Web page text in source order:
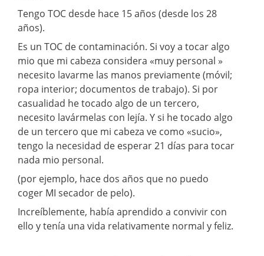
Tengo TOC desde hace 15 años (desde los 28
años).
Es un TOC de contaminación. Si voy a tocar algo
mio que mi cabeza considera «muy personal »
necesito lavarme las manos previamente (móvil;
ropa interior; documentos de trabajo). Si por
casualidad he tocado algo de un tercero,
necesito lavármelas con lejía. Y si he tocado algo
de un tercero que mi cabeza ve como «sucio»,
tengo la necesidad de esperar 21 días para tocar
nada mio personal.
(por ejemplo, hace dos años que no puedo
coger MI secador de pelo).
Increíblemente, había aprendido a convivir con
ello y tenía una vida relativamente normal y feliz.